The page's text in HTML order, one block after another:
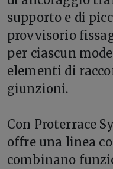
supporto e di
provvisorio
per ciascun
elementi di
giunzioni.
Con Proterrace
offre una linea
combinano